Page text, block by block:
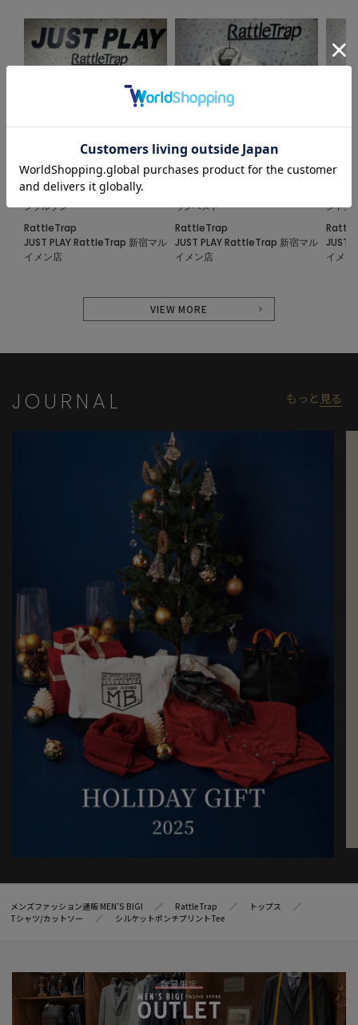
2024.11.08
1PIU1UGUALE3 別注 スタンドダウ
ンブルゾン
RattleTrap
JUST PLAY RattleTrap 新宿マル
イメン店
2024.11.08
ウンベスト
RattleTrap
JUST PLAY RattleTrap 新宿マル
イメン店
ンドカ
JUST
イメン
VIEW MORE
JOURNAL もっと 見る
メンズファッション通販 MEN'S BIGI RattleTrap
トップス
Tシャツ/カットソー
シルケットポンチプリントTee